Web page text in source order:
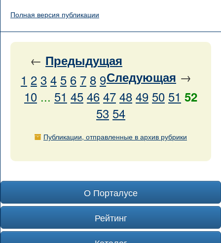
Полная версия публикации
← Предыдущая
Следующая →
1 2 3 4 5 6 7 8 9
10 ... 51 45 46 47 48 49 50 51 52
53 54
Публикации, отправленные в архив рубрики
О Порталусе
Рейтинг